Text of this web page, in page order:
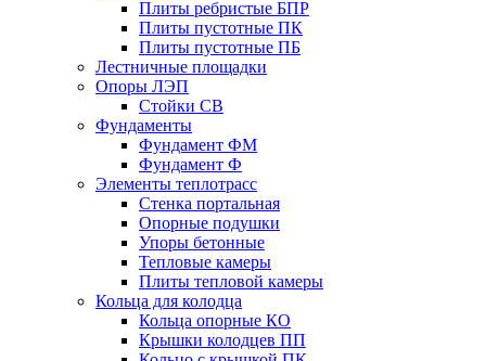
Плиты ребристые БПР
Плиты пустотные ПК
Плиты пустотные ПБ
Лестничные площадки
Опоры ЛЭП
Стойки СВ
Фундаменты
Фyндамент ФМ
Фyндамент Ф
Элементы теплотрасс
Стенка портальная
Опорные подушки
Упоры бетонные
Тепловые камеры
Плиты тепловой камеры
Кольца для колодца
Кольца опорные КО
Крышки колодцев ПП